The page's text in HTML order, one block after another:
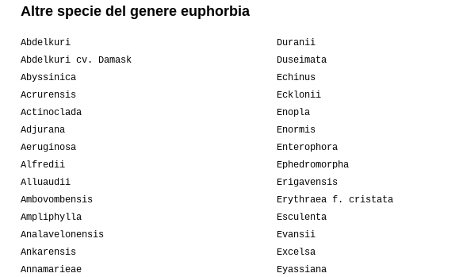
Altre specie del genere euphorbia
Abdelkuri
Abdelkuri cv. Damask
Abyssinica
Acrurensis
Actinoclada
Adjurana
Aeruginosa
Alfredii
Alluaudii
Ambovombensis
Ampliphylla
Analavelonensis
Ankarensis
Annamarieae
Duranii
Duseimata
Echinus
Ecklonii
Enopla
Enormis
Enterophora
Ephedromorpha
Erigavensis
Erythraea f. cristata
Esculenta
Evansii
Excelsa
Eyassiana